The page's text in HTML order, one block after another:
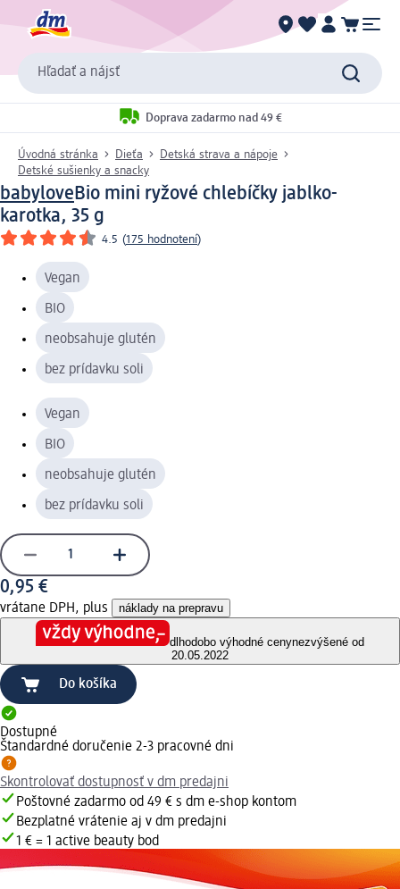
Hľadať a nájsť
Doprava zadarmo nad 49 €
Úvodná stránka Dieťa
Detská strava a nápoje
Detské sušienky a snacky
babyloveBio mini ryžové chlebíčky jablko-
karotka, 35 g
4.5 (175 hodnotení)
Vegan
BIO
neobsahuje glutén
bez prídavku soli
Vegan
BIO
neobsahuje glutén
bez prídavku soli
0,95 €
vrátane DPH, plus náklady na prepravu
dlhodobo výhodné cenynezvýšené od
20.05.2022
Do košíka
Dostupné
Štandardné doručenie 2-3 pracovné dni
Skontrolovať dostupnosť v dm predajni
Poštovné zadarmo od 49 € s dm e-shop kontom
Bezplatné vrátenie aj v dm predajni
1 € = 1 active beauty bod